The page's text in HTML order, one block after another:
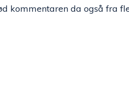
kommentaren da også fra